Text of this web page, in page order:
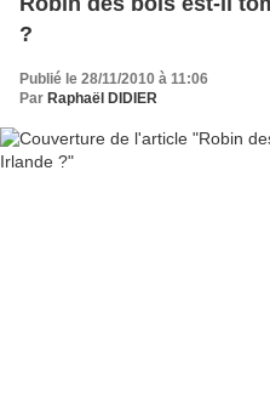
?
Publié le 28/11/2010 à 11:06
Par Raphaël DIDIER